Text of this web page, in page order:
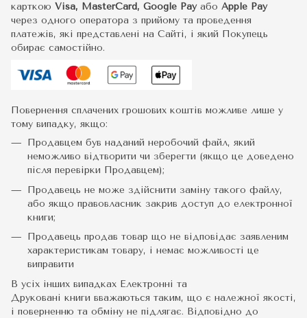
карткою Visa, MasterCard, Google Pay або Apple Pay
через одного оператора з прийому та проведення
платежів, які представлені на Сайті, і який Покупець
обирає самостійно.
Повернення сплачених грошових коштів можливе лише у
тому випадку, якщо:
Продавцем був наданий неробочий файл, який
неможливо відтворити чи зберегти (якщо це доведено
після перевірки Продавцем);
Продавець не може здійснити заміну такого файлу,
або якщо правовласник закрив доступ до електронної
книги;
Продавець продав товар що не відповідає заявленим
характеристикам товару, і немає можливості це
виправити
В усіх інших випадках Електронні та
Друковані книги вважаються таким, що є належної якості,
і поверненню та обміну не підлягає. Відповідно до